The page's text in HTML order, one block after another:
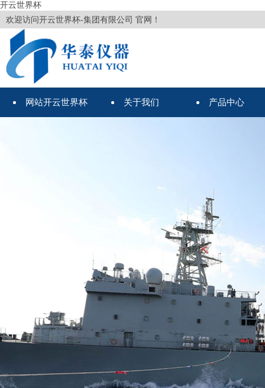
开云世界杯
欢迎访问开云世界杯-集团有限公司 官网！
网站开云世界杯 关于我们 产品中心